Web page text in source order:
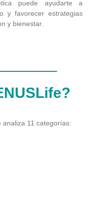
puede ayudarte a
y favorecer estrategias
y bienestar.
11 categorías: